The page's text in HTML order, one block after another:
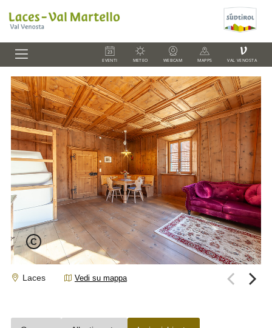
EVENTI METEO WEBCAM MAPPS
V
VAL VENOSTA